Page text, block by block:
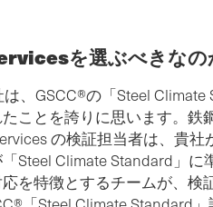
を選ぶべきなの
は、GSCC®の「Steel
ことを誇りに思います。鉄
の検証担当者は、貴
Steel Climate Standard」
を特徴とするチームが、検